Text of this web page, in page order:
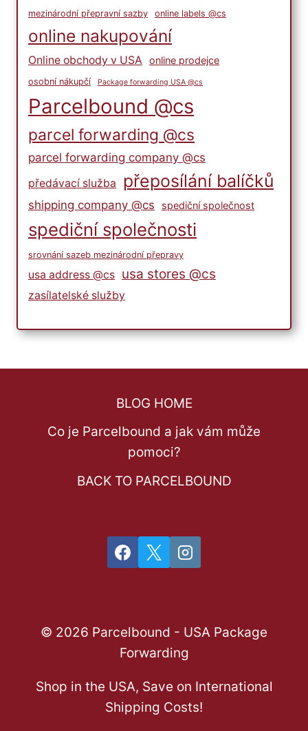
mezinárodní přepravní sazby online labels @cs
online nakupování
Online obchody v USA online prodejce
osobní nákupčí Package forwarding USA @cs
Parcelbound @cs
parcel forwarding @cs
parcel forwarding company @cs
předávací služba přeposílání balíčků
shipping company @cs spediční společnost
spediční společnosti
srovnání sazeb mezinárodní přepravy
usa address @cs usa stores @cs
zasílatelské služby
BLOG HOME
Co je Parcelbound a jak vám může
pomoci?
BACK TO PARCELBOUND
© 2026 Parcelbound - USA Package
Forwarding
Shop in the USA, Save on International
Shipping Costs!